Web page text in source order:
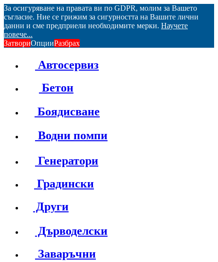
За осигуряване на правата ви по GDPR, молим за Вашето
съгласие. Ние се грижим за сигурността на Вашите лични
данни и сме предприели необходимите мерки. Научете
повече...
ЗатвориОпцииРазбрах
Автосервиз
Бетон
Боядисване
Водни помпи
Генератори
Градински
Други
Дърводелски
Заваръчни